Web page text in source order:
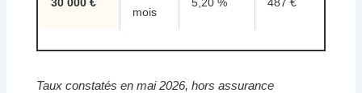
mois
Taux constatés en mai 2026, hors assurance